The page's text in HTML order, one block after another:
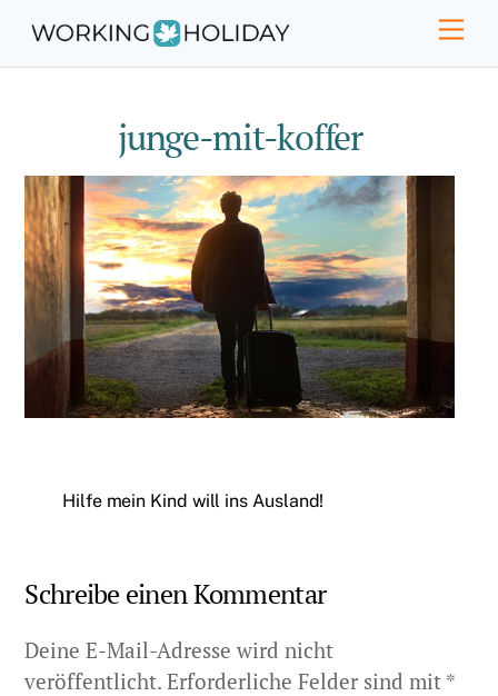
content
junge-mit-koffer
Hilfe mein Kind will ins Ausland!
Schreibe einen Kommentar
Deine E-Mail-Adresse wird nicht
veröffentlicht. Erforderliche Felder sind mit *